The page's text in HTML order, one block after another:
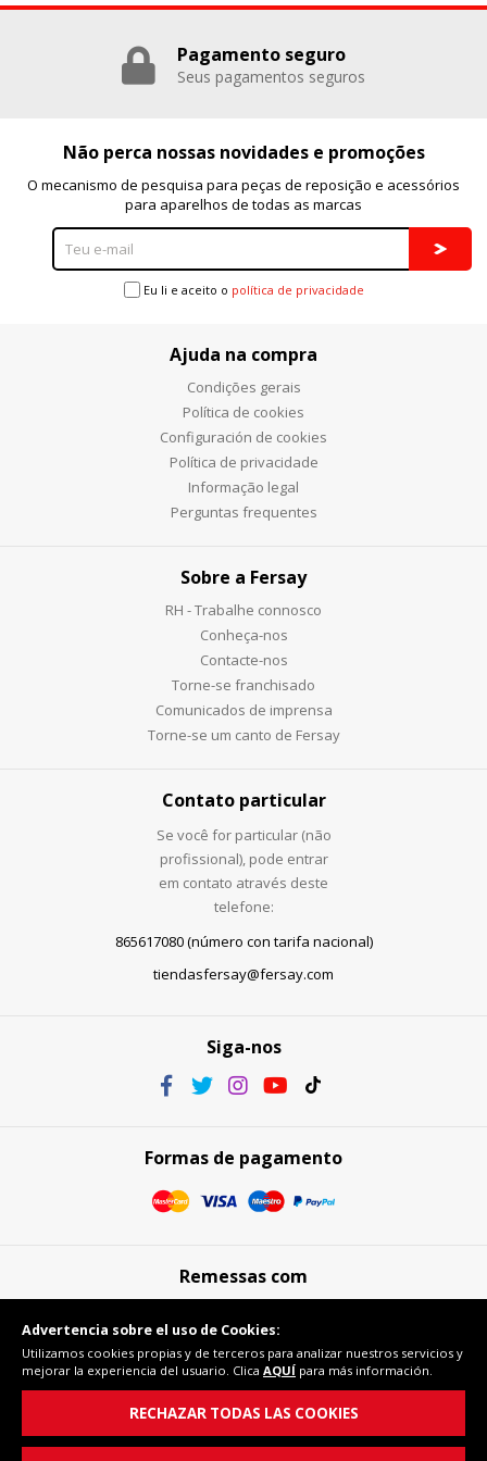
Pagamento seguro
Seus pagamentos seguros
Não perca nossas novidades e promoções
O mecanismo de pesquisa para peças de reposição e acessórios
para aparelhos de todas as marcas
Eu li e aceito o política de privacidade
Ajuda na compra
Condições gerais
Política de cookies
Configuración de cookies
Política de privacidade
Informação legal
Perguntas frequentes
Sobre a Fersay
RH - Trabalhe connosco
Conheça-nos
Contacte-nos
Torne-se franchisado
Comunicados de imprensa
Torne-se um canto de Fersay
Contato particular
Se você for particular (não
profissional), pode entrar
em contato através deste
telefone:
865617080 (número con tarifa nacional)
tiendasfersay@fersay.com
Siga-nos
Formas de pagamento
Remessas com
Compra segura
Advertencia sobre el uso de Cookies:
Utilizamos cookies propias y de terceros para analizar nuestros servicios y
mejorar la experiencia del usuario. Clica AQUÍ para más información.
RECHAZAR TODAS LAS COOKIES